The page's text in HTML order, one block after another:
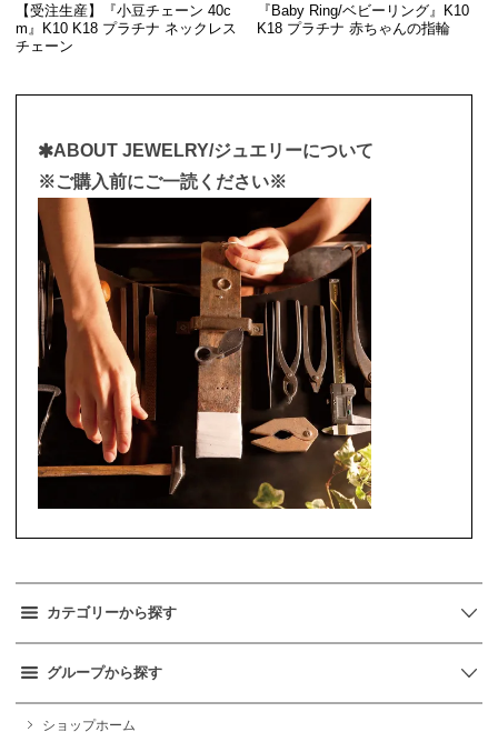
【受注生産】『小豆チェーン 40c
m』K10 K18 プラチナ ネックレス
チェーン
『Baby Ring/ベビーリング』K10
K18 プラチナ 赤ちゃんの指輪
カテゴリーから探す
グループから探す
ショップホーム